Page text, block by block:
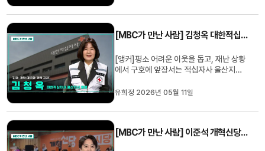
준엄한 명령을 내리셨다고 생각합니다. 시
방되고 시민의 기본 삶이 ...
[MBC가 만난 사람] 김청옥 대한적십자사 울산지사 회장
[앵커]평소 어려운 이웃을 돕고, 재난 상황
에서 구호에 앞장서는 적십자사 울산지사
사람, 오늘은 김청옥 신임 회장님 모시고
니까.1. 먼저 취임하신 소감을 간략히 듣고
숨쉬는 복지 도시로 거듭나...
유희정 2026년 05월 11일
[MBC가 만난 사람] 이준석 개혁신당 대표